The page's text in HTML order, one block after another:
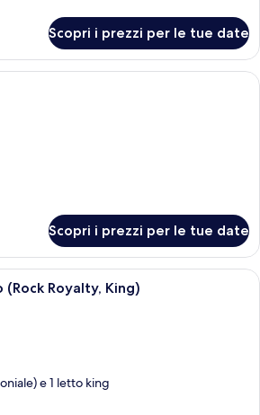
Scopri i prezzi per le tue date
Una camera d'hotel moderna con
Scopri i prezzi per le tue date
Una borsa in tessuto blu con
Royalty, King)
e 1 letto king